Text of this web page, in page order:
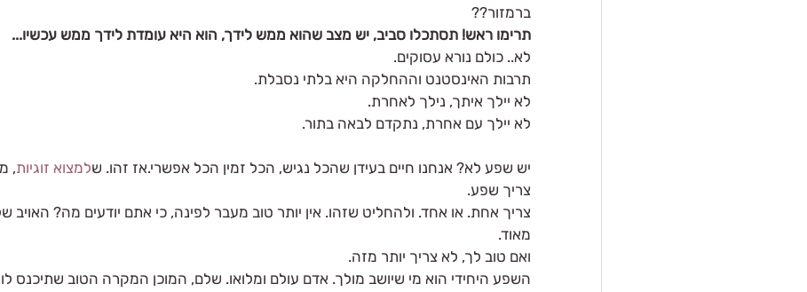
ברמזור??
תרימו ראש! תסתכלו סביב, יש מצב שהוא ממש לידך, הוא היא עומדת לידך ממש עכשיו...
לא.. כולם נורא עסוקים.
תרבות האינסטנט וההחלקה היא בלתי נסבלת.
לא יילך איתך, נילך לאחרת.
לא יילך עם אחרת, נתקדם לבאה בתור.
יש שפע לא? אנחנו חיים בעידן שהכל נגיש, הכל זמין הכל אפשרי.אז זהו. שלמצוא זוגיות,
צריך שפע.
צריך אחת. או אחד. ולהחליט שזהו. אין יותר טוב מעבר לפינה, כי אתם יודעים מה? האויב
מאוד.
ואם טוב לך, לא צריך יותר מזה.
השפע היחידי הוא מי שיושב מולך. אדם עולם ומלואו. שלם, המוכן המקרה הטוב שתיכנס לו